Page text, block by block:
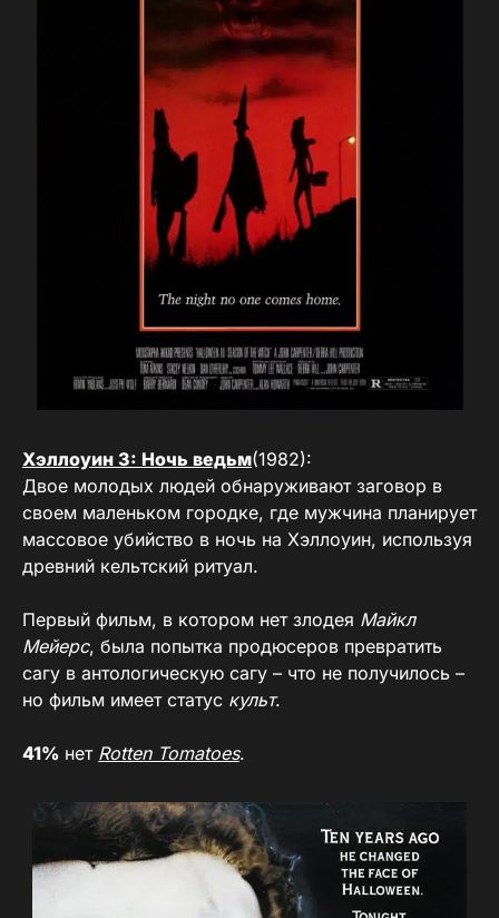
Хэллоуин 3: Ночь ведьм(1982):
Двое молодых людей обнаруживают заговор в
своем маленьком городке, где мужчина планирует
массовое убийство в ночь на Хэллоуин, используя
древний кельтский ритуал.
Первый фильм, в котором нет злодея Майкл
Мейерс, была попытка продюсеров превратить
сагу в антологическую сагу – что не получилось –
но фильм имеет статус культ.
41% нет Rotten Tomatoes.